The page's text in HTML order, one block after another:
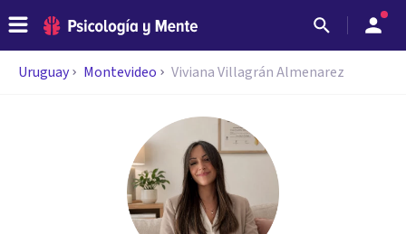
Uruguay Montevideo Viviana Villagrán Almenarez